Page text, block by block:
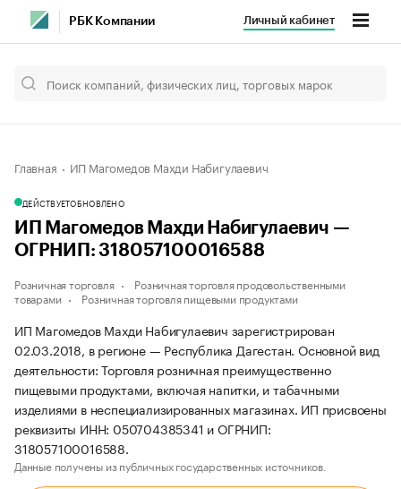
РБК Компании Личный кабинет
Главная ИП Магомедов Махди Набигулаевич
ДЕЙСТВУЕТОБНОВЛЕНО
ИП Магомедов Махди Набигулаевич —
ОГРНИП: 318057100016588
Розничная торговля
Розничная торговля продовольственными
товарами
Розничная торговля пищевыми продуктами
ИП Магомедов Махди Набигулаевич зарегистрирован
02.03.2018, в регионе — Республика Дагестан. Основной вид
деятельности: Торговля розничная преимущественно
пищевыми продуктами, включая напитки, и табачными
изделиями в неспециализированных магазинах. ИП присвоены
реквизиты ИНН: 050704385341 и ОГРНИП:
318057100016588.
Данные получены из публичных государственных источников.